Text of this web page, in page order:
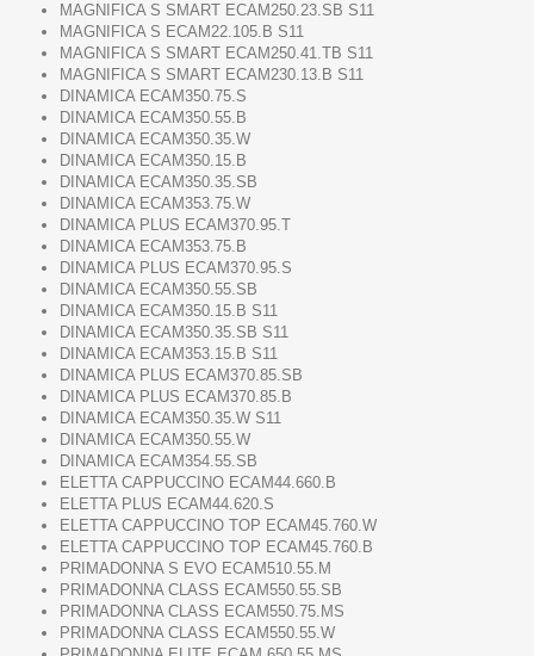
MAGNIFICA S SMART ECAM250.23.SB S11
MAGNIFICA S ECAM22.105.B S11
MAGNIFICA S SMART ECAM250.41.TB S11
MAGNIFICA S SMART ECAM230.13.B S11
DINAMICA ECAM350.75.S
DINAMICA ECAM350.55.B
DINAMICA ECAM350.35.W
DINAMICA ECAM350.15.B
DINAMICA ECAM350.35.SB
DINAMICA ECAM353.75.W
DINAMICA PLUS ECAM370.95.T
DINAMICA ECAM353.75.B
DINAMICA PLUS ECAM370.95.S
DINAMICA ECAM350.55.SB
DINAMICA ECAM350.15.B S11
DINAMICA ECAM350.35.SB S11
DINAMICA ECAM353.15.B S11
DINAMICA PLUS ECAM370.85.SB
DINAMICA PLUS ECAM370.85.B
DINAMICA ECAM350.35.W S11
DINAMICA ECAM350.55.W
DINAMICA ECAM354.55.SB
ELETTA CAPPUCCINO ECAM44.660.B
ELETTA PLUS ECAM44.620.S
ELETTA CAPPUCCINO TOP ECAM45.760.W
ELETTA CAPPUCCINO TOP ECAM45.760.B
PRIMADONNA S EVO ECAM510.55.M
PRIMADONNA CLASS ECAM550.55.SB
PRIMADONNA CLASS ECAM550.75.MS
PRIMADONNA CLASS ECAM550.55.W